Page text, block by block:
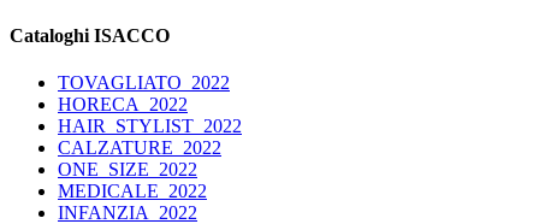
Cataloghi ISACCO
TOVAGLIATO_2022
HORECA_2022
HAIR_STYLIST_2022
CALZATURE_2022
ONE_SIZE_2022
MEDICALE_2022
INFANZIA_2022